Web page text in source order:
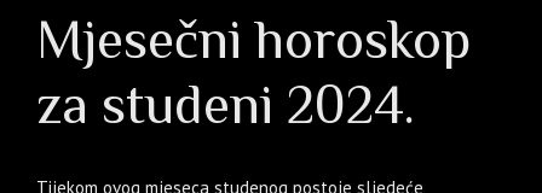
Mjesečni horoskop
za studeni 2024.
Tijekom ovog mjeseca studenog postoje sljedeće